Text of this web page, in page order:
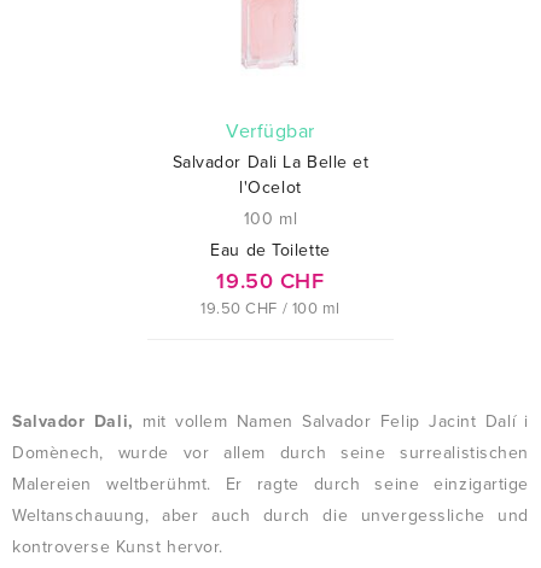
verfügbar
Salvador Dali La Belle et
l'Ocelot
100 ml
Eau de Toilette
19.50 CHF
19.50 CHF / 100 ml
Salvador Dali, mit vollem Namen Salvador Felip Jacint Dalí i
Domènech, wurde vor allem durch seine surrealistischen
Malereien weltberühmt. Er ragte durch seine einzigartige
Weltanschauung, aber auch durch die unvergessliche und
kontroverse Kunst hervor.